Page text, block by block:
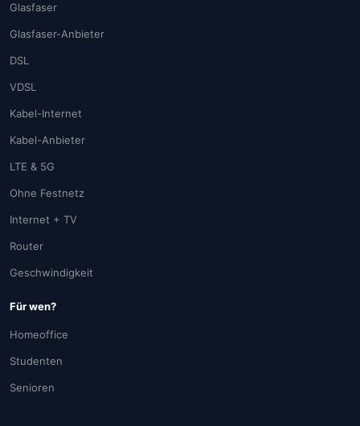
Glasfaser
Glasfaser-Anbieter
DSL
VDSL
Kabel-Internet
Kabel-Anbieter
LTE & 5G
Ohne Festnetz
Internet + TV
Router
Geschwindigkeit
Für wen?
Homeoffice
Studenten
Senioren